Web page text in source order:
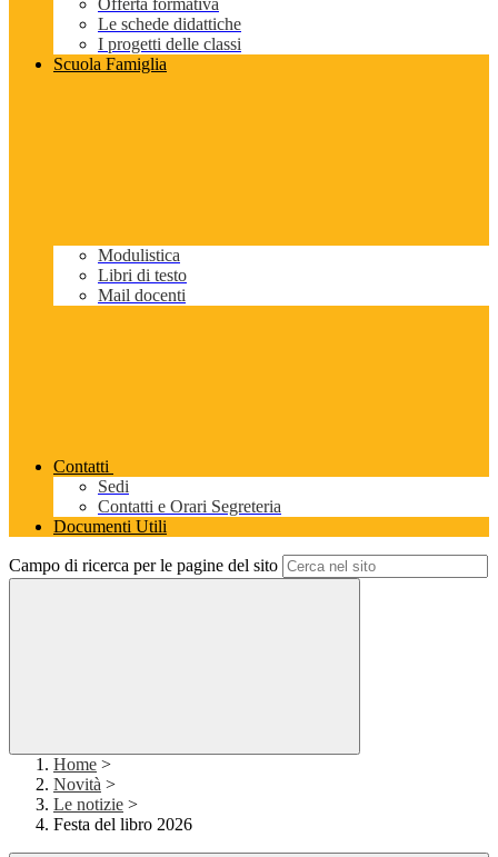
Offerta formativa
Le schede didattiche
I progetti delle classi
Scuola Famiglia
Modulistica
Libri di testo
Mail docenti
Contatti
Sedi
Contatti e Orari Segreteria
Documenti Utili
Campo di ricerca per le pagine del sito
Home >
Novità >
Le notizie >
Festa del libro 2026